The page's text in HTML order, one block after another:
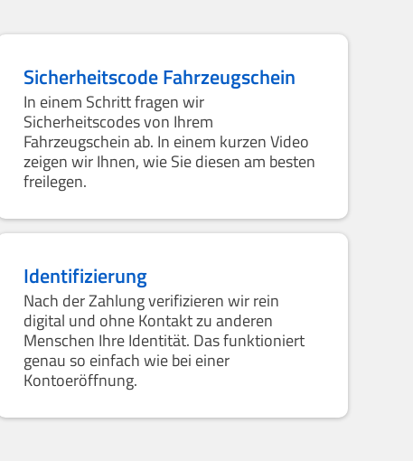
Sicherheitscode Fahrzeugschein
In einem Schritt fragen wir
Sicherheitscodes von Ihrem
Fahrzeugschein ab. In einem kurzen Video
zeigen wir Ihnen, wie Sie diesen am besten
freilegen.
Identifizierung
Nach der Zahlung verifizieren wir rein
digital und ohne Kontakt zu anderen
Menschen Ihre Identität. Das funktioniert
genau so einfach wie bei einer
Kontoeröffnung.